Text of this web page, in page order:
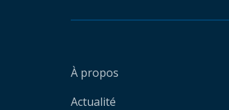
À propos
Actualité